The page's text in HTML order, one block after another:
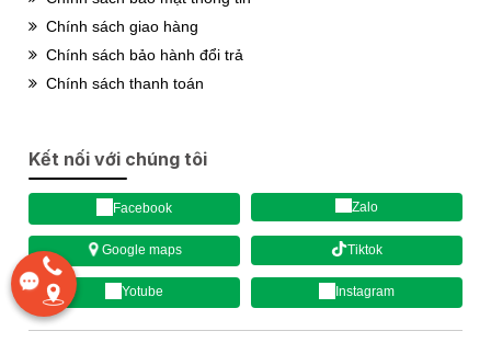
Chính sách giao hàng
Chính sách bảo hành đổi trả
Chính sách thanh toán
Kết nối với chúng tôi
Facebook Zalo
Google maps Tiktok
Yotube Instagram